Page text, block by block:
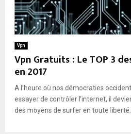
Vpn
Vpn Gratuits : Le TOP 3
en 2017
A l’heure où nos démocraties
essayer de contrôler l’internet, il
des moyens de surfer en toute liberté....